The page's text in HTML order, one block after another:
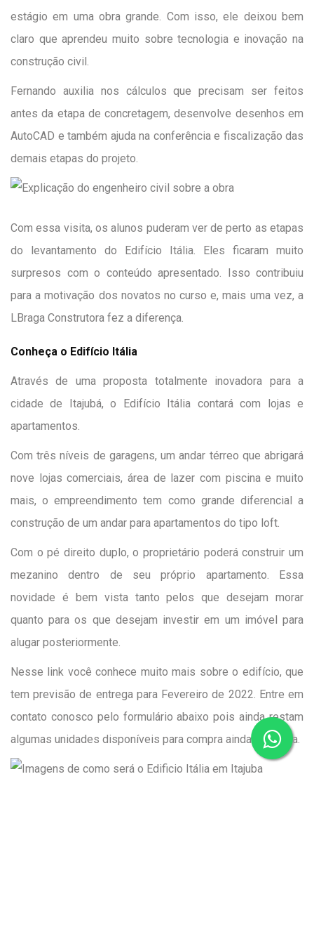
estágio em uma obra grande. Com isso, ele deixou bem
claro que aprendeu muito sobre tecnologia e inovação na
construção civil.
Fernando auxilia nos cálculos que precisam ser feitos
antes da etapa de concretagem, desenvolve desenhos em
AutoCAD e também ajuda na conferência e fiscalização das
demais etapas do projeto.
Com essa visita, os alunos puderam ver de perto as etapas
do levantamento do Edifício Itália. Eles ficaram muito
surpresos com o conteúdo apresentado. Isso contribuiu
para a motivação dos novatos no curso e, mais uma vez, a
LBraga Construtora fez a diferença.
Conheça o Edifício Itália
Através de uma proposta totalmente inovadora para a
cidade de Itajubá, o Edifício Itália contará com lojas e
apartamentos.
Com três níveis de garagens, um andar térreo que abrigará
nove lojas comerciais, área de lazer com piscina e muito
mais, o empreendimento tem como grande diferencial a
construção de um andar para apartamentos do tipo loft.
Com o pé direito duplo, o proprietário poderá construir um
mezanino dentro de seu próprio apartamento. Essa
novidade é bem vista tanto pelos que desejam morar
quanto para os que desejam investir em um imóvel para
alugar posteriormente.
Nesse link você conhece muito mais sobre o edifício, que
tem previsão de entrega para Fevereiro de 2022. Entre em
contato conosco pelo formulário abaixo pois ainda restam
algumas unidades disponíveis para compra ainda na planta.